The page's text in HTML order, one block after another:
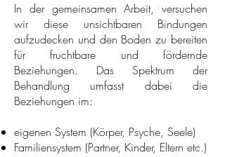
In der gemeinsamen Arbeit, versuchen
wir diese unsichtbaren Bindungen
aufzudecken und den Boden zu bereiten
für fruchtbare und fördernde
Beziehungen. Das Spektrum der
Behandlung umfasst dabei die
Beziehungen im:
eigenen System (Körper, Psyche, Seele)
Familiensystem (Partner, Kinder, Eltern etc.)